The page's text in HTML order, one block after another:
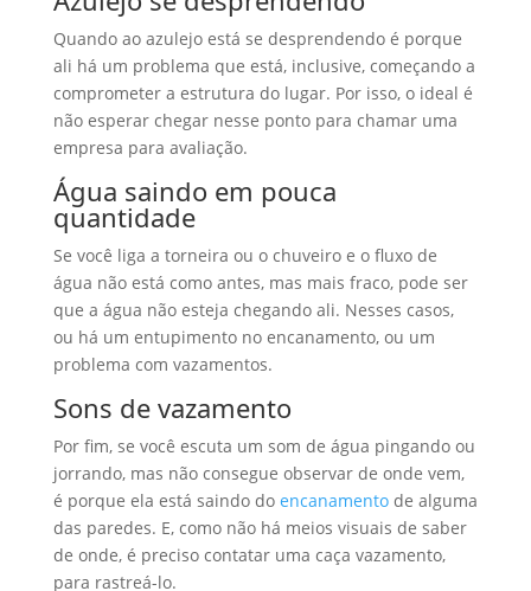
Quando ao azulejo está se desprendendo é porque
ali há um problema que está, inclusive, começando a
comprometer a estrutura do lugar. Por isso, o ideal é
não esperar chegar nesse ponto para chamar uma
empresa para avaliação.
Água saindo em pouca
quantidade
Se você liga a torneira ou o chuveiro e o fluxo de
água não está como antes, mas mais fraco, pode ser
que a água não esteja chegando ali. Nesses casos,
ou há um entupimento no encanamento, ou um
problema com vazamentos.
Sons de vazamento
Por fim, se você escuta um som de água pingando ou
jorrando, mas não consegue observar de onde vem,
é porque ela está saindo do encanamentode alguma
das paredes. E, como não há meios visuais de saber
de onde, é preciso contatar uma caça vazamento,
para rastreá-lo.